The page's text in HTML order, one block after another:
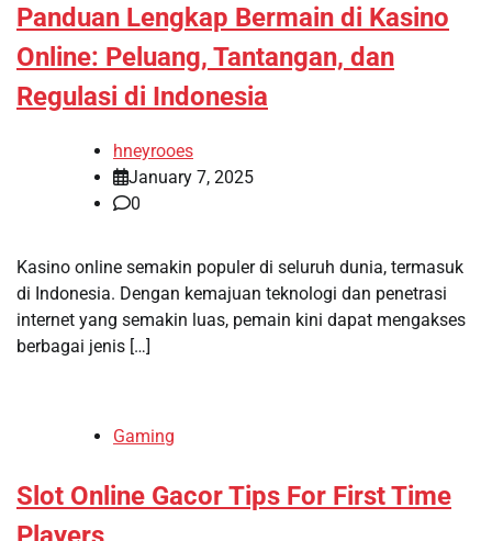
Panduan Lengkap Bermain di Kasino
Online: Peluang, Tantangan, dan
Regulasi di Indonesia
hneyrooes
January 7, 2025
0
Kasino online semakin populer di seluruh dunia, termasuk
di Indonesia. Dengan kemajuan teknologi dan penetrasi
internet yang semakin luas, pemain kini dapat mengakses
berbagai jenis […]
Gaming
Slot Online Gacor Tips For First Time